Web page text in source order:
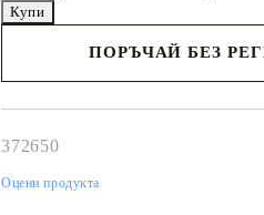
ПОРЪЧАЙ БЕЗ
372650
Оцени продукта